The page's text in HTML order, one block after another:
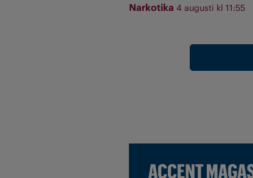
Narkotika 4 augusti kl 11:55